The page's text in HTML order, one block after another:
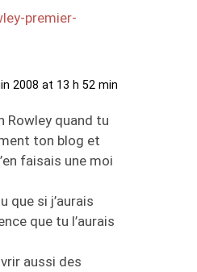
premier-
2008 at 13 h 52 min
Rowley quand tu
ton blog et
faisais une moi
que si j’aurais
que tu l’aurais
aussi des